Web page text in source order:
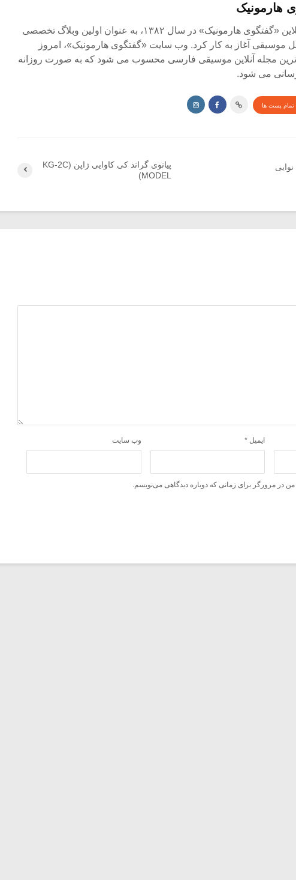
هارمونیک
مجله آنلاین «گفتگوی هارمونیک» در سال ۱۳۸۲، به عنوان اولین وبلاگ تخصصی
موسیقی آغاز به کار کرد. وب سایت «گفتگوی هارمونیک»، امروز
مجله آنلاین موسیقی فارسی محسوب می شود که به صورت روزانه
می شود.
تمام پست ها
پیانوی گراند کی کاوایی ژاپن (KG-2C
MODEL)
ایمیل * وب‌ سایت
من در مرورگر برای زمانی که دوباره دیدگاهی می‌نویسم.